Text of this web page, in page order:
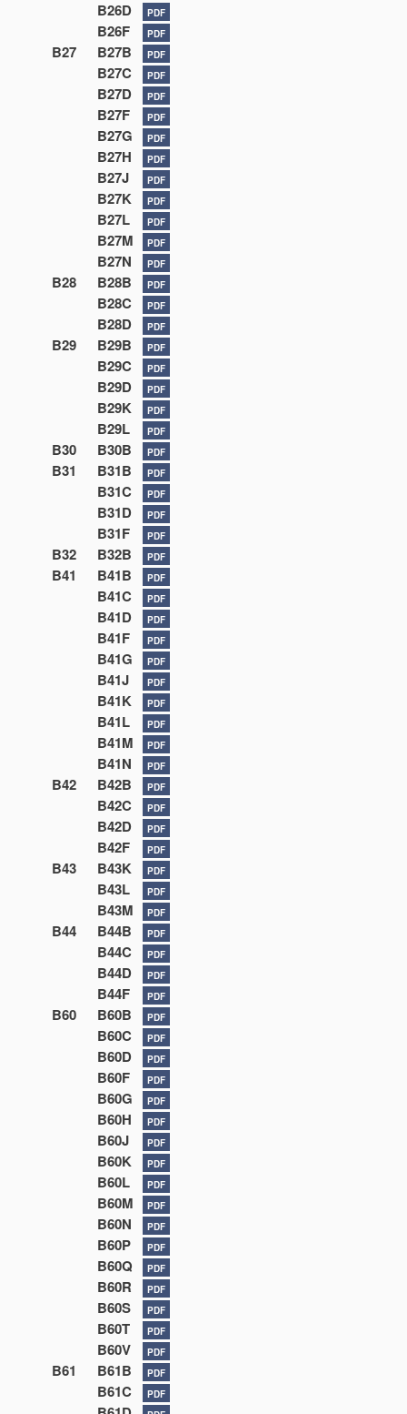
B26D PDF
B26F PDF
B27 B27B PDF
B27C PDF
B27D PDF
B27F PDF
B27G PDF
B27H PDF
B27J PDF
B27K PDF
B27L PDF
B27M PDF
B27N PDF
B28 B28B PDF
B28C PDF
B28D PDF
B29 B29B PDF
B29C PDF
B29D PDF
B29K PDF
B29L PDF
B30 B30B PDF
B31 B31B PDF
B31C PDF
B31D PDF
B31F PDF
B32 B32B PDF
B41 B41B PDF
B41C PDF
B41D PDF
B41F PDF
B41G PDF
B41J PDF
B41K PDF
B41L PDF
B41M PDF
B41N PDF
B42 B42B PDF
B42C PDF
B42D PDF
B42F PDF
B43 B43K PDF
B43L PDF
B43M PDF
B44 B44B PDF
B44C PDF
B44D PDF
B44F PDF
B60 B60B PDF
B60C PDF
B60D PDF
B60F PDF
B60G PDF
B60H PDF
B60J PDF
B60K PDF
B60L PDF
B60M PDF
B60N PDF
B60P PDF
B60Q PDF
B60R PDF
B60S PDF
B60T PDF
B60V PDF
B61 B61B PDF
B61C PDF